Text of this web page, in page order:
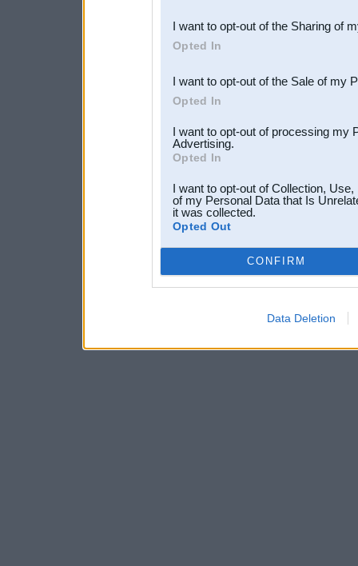
Downstream Participants
third parties.
I want to opt-out of the Sharing of
Opted In
I want to opt-out of the Sale of my
Opted In
I want to opt-out of processing my
Advertising.
Opted In
I want to opt-out of Collection,
of my Personal Data that Is
it was collected.
Opted Out
CONFIRM
Data Deletion